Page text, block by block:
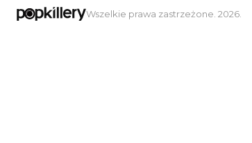
Wszelkie prawa zastrzeżone. 2026.